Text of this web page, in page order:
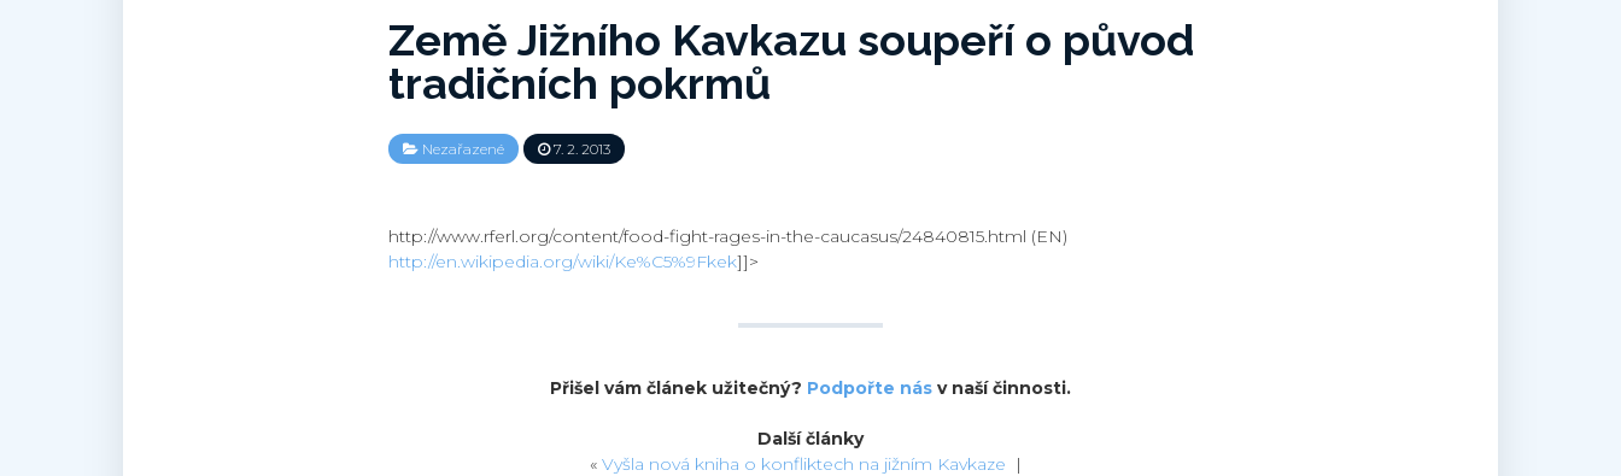
Země Jižního Kavkazu soupeří o původ
tradičních pokrmů
Nezařazené 7. 2. 2013
http://www.rferl.org/content/food-fight-rages-in-the-caucasus/24840815.html (EN)
http://en.wikipedia.org/wiki/Ke%C5%9Fkek]]>
Přišel vám článek užitečný? Podpořte nás v naší činnosti.
Další články
« Vyšla nová kniha o konfliktech na jižním Kavkaze |